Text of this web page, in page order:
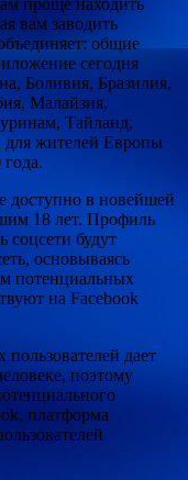
вам заводить
общие
сегодня
Боливия, Бразилия,
Малайзия,
Тайланд,
жителей Европы
доступно в новейшей
18 лет. Профиль
соцсети будут
основываясь
потенциальных
на Facebook
дает
поэтому
платформа